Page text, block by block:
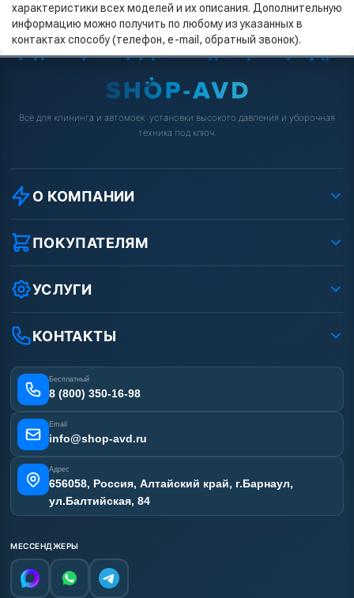
характеристики всех моделей и их описания. Дополнительную
информацию можно получить по любому из указанных в
контактах способу (телефон, e-mail, обратный звонок).
Всё для клининга и автомоек: установки высокого давления и уборочная
техника под ключ.
О КОМПАНИИ
О компании
Реквизиты ООО «Шоп АВД»
Условия соглашения
Вакансии
Статьи
ПОКУПАТЕЛЯМ
Как заказать?
Оплата
Лизинг
Получить скидку
УСЛУГИ
Ремонт АВД
Сертификаты
Отзывы наших клиентов
Карта сайта
КОНТАКТЫ
Бесплатный
8 (800) 350-16-98
Email
info@shop-avd.ru
Адрес
656058, Россия, Алтайский край, г.Барнаул,
ул.Балтийская, 84
МЕССЕНДЖЕРЫ